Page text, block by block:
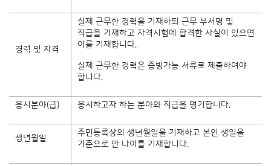
경력 및 자격
실제 근무한 경력을 기재하되 근무 부서명 및
직급을 기재하고 자격시험에 합격한 사실이 있으면
이를 기재합니다.
실제 근무한 경력은 증빙가능 서류로 제출하여야
합니다.
응시분야(급) 응시하고자 하는 분야와 직급을 명기합니다.
생년월일
주민등록상의 생년월일을 기재하고 본인 생일을
기준으로 만 나이를 기재합니다.